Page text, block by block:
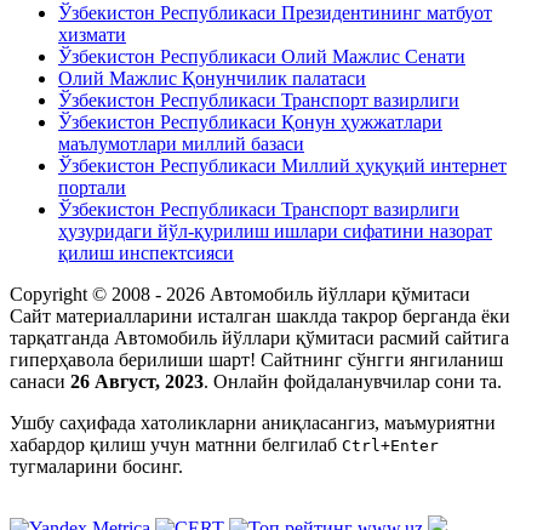
Ўзбекистон Республикаси Президентининг матбуот
хизмати
Ўзбекистон Республикаси Олий Мажлис Сенати
Олий Мажлис Қонунчилик палатаси
Ўзбекистон Республикаси Транспорт вазирлиги
Ўзбекистон Республикаси Қонун ҳужжатлари
маълумотлари миллий базаси
Ўзбекистон Республикаси Миллий ҳуқуқий интернет
портали
Ўзбекистон Республикаси Транспорт вазирлиги
ҳузуридаги йўл-қурилиш ишлари сифатини назорат
қилиш инспектсияси
Copyright © 2008 - 2026 Автомобиль йўллари қўмитаси
Сайт материалларини исталган шаклда такрор берганда ёки
тарқатганда Автомобиль йўллари қўмитаси расмий сайтига
гиперҳавола берилиши шарт! Сайтнинг сўнгги янгиланиш
санаси 26 Август, 2023. Онлайн фойдаланувчилар сони та.
Ушбу саҳифада xатоликларни аниқласангиз, маъмуриятни
xабардор қилиш учун матнни белгилаб Ctrl+Enter
тугмаларини босинг.